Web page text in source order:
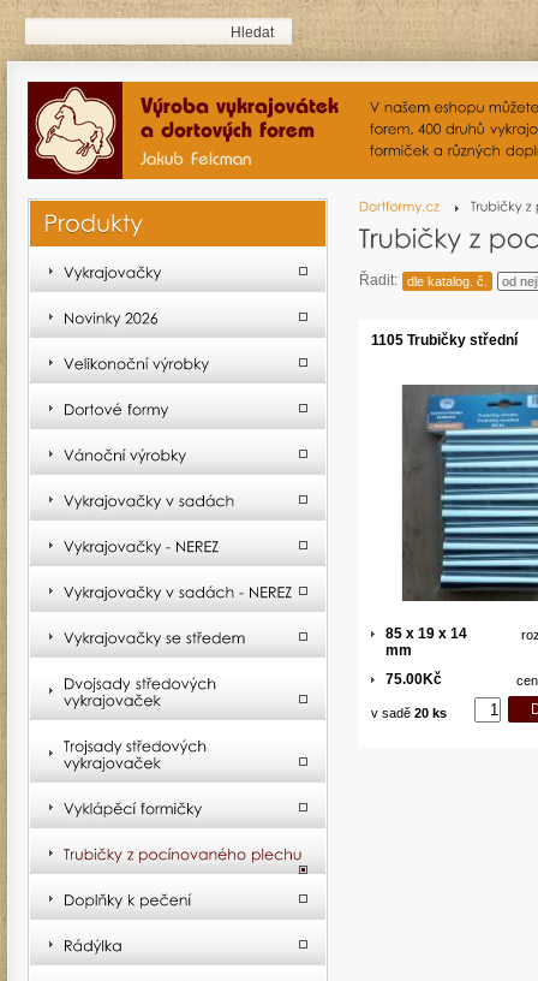
Řadit: dle katalog. č. od
1105 Trubičky střední
85 x 19 x 14
mm
75.00Kč
v sadě 20 ks